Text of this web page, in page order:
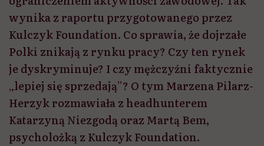
wynika z raportu przygotowanego przez
Kulczyk Foundation. Co sprawia, że dojrzałe
Polki znikają z rynku pracy? Czy ten rynek
je dyskryminuje? I czy mężczyźni faktycznie
„lepiej się sprzedają”? O tym Marzena Pilarz-
Herzyk rozmawiała z headhunterem
Katarzyną Niezgodą oraz Martą Bem,
psycholożką z Kulczyk Foundation.